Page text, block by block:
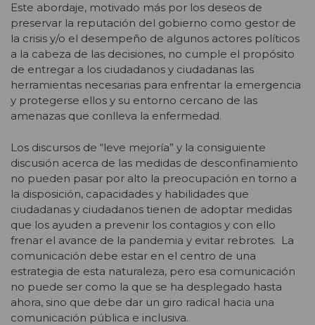
Este abordaje, motivado más por los deseos de
preservar la reputación del gobierno como gestor de
la crisis y/o el desempeño de algunos actores políticos
a la cabeza de las decisiones, no cumple el propósito
de entregar a los ciudadanos y ciudadanas las
herramientas necesarias para enfrentar la emergencia
y protegerse ellos y su entorno cercano de las
amenazas que conlleva la enfermedad.
Los discursos de “leve mejoría” y la consiguiente
discusión acerca de las medidas de desconfinamiento
no pueden pasar por alto la preocupación en torno a
la disposición, capacidades y habilidades que
ciudadanas y ciudadanos tienen de adoptar medidas
que los ayuden a prevenir los contagios y con ello
frenar el avance de la pandemia y evitar rebrotes. La
comunicación debe estar en el centro de una
estrategia de esta naturaleza, pero esa comunicación
no puede ser como la que se ha desplegado hasta
ahora, sino que debe dar un giro radical hacia una
comunicación pública e inclusiva.